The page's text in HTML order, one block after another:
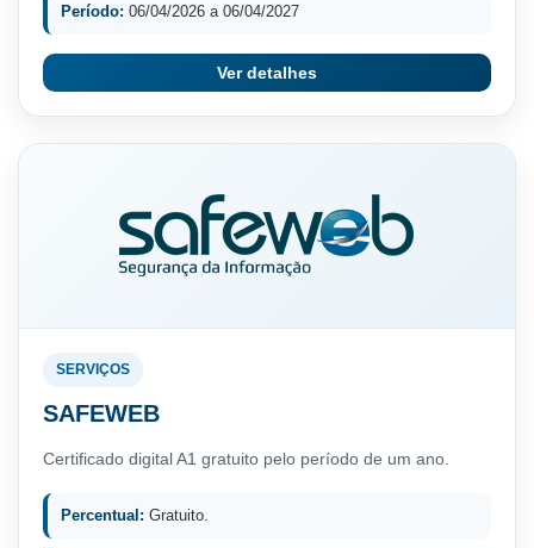
Período: 06/04/2026 a 06/04/2027
Ver detalhes
SERVIÇOS
SAFEWEB
Certificado digital A1 gratuito pelo período de um ano.
Percentual: Gratuito.